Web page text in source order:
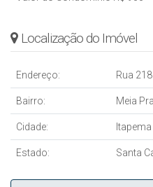
Localização do Imóvel
Endereço: Rua 218
Bairro: Meia
Cidade: Itapema
Estado: Santa